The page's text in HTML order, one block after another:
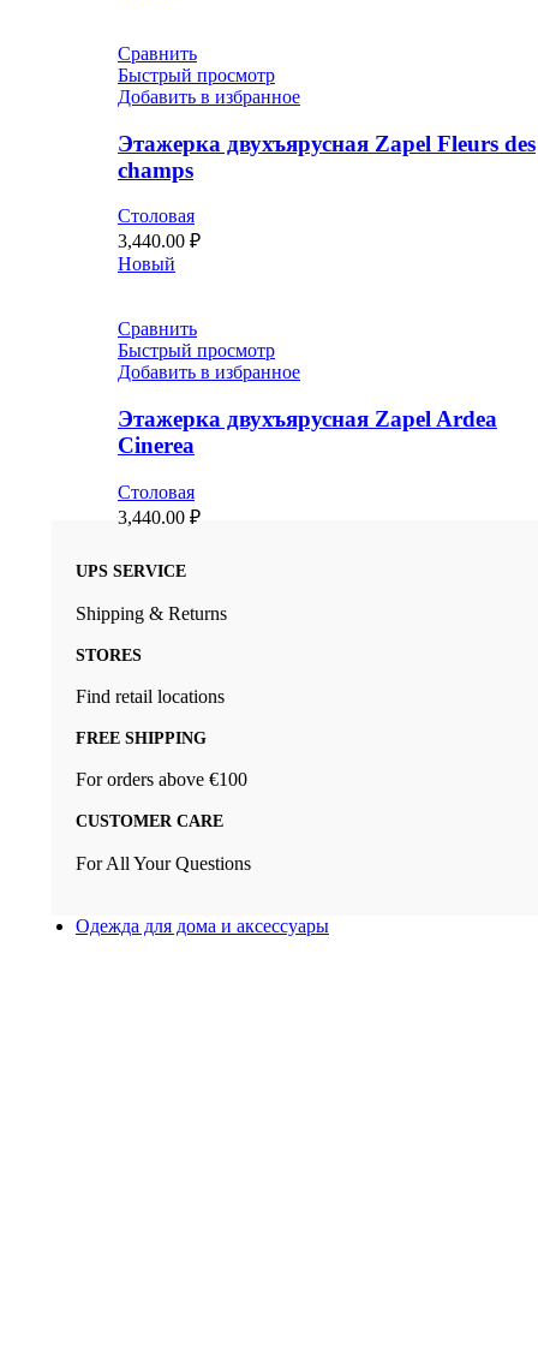
Сравнить
Быстрый просмотр
Добавить в избранное
Этажерка двухъярусная Zapel Fleurs des
champs
Столовая
3,440.00 ₽
Новый
Сравнить
Быстрый просмотр
Добавить в избранное
Этажерка двухъярусная Zapel Ardea
Cinerea
Столовая
3,440.00 ₽
UPS SERVICE
Shipping & Returns
STORES
Find retail locations
FREE SHIPPING
For orders above €100
CUSTOMER CARE
For All Your Questions
Одежда для дома и аксессуары